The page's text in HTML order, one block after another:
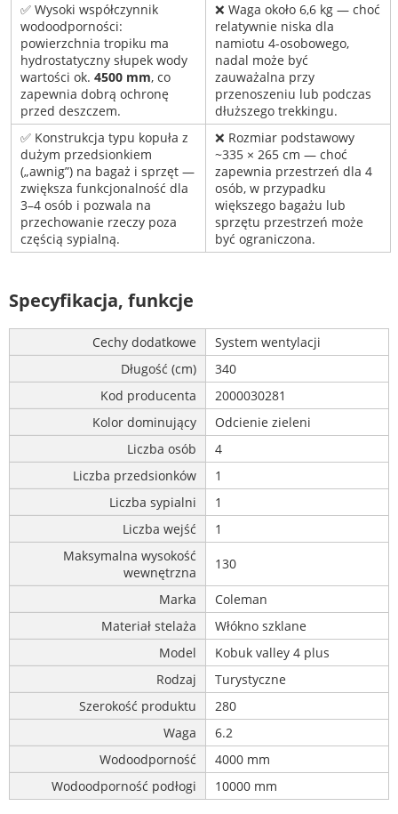
✅ Wysoki współczynnik
wodoodporności:
powierzchnia tropiku ma
hydrostatyczny słupek wody
wartości ok. 4500 mm, co
zapewnia dobrą ochronę
przed deszczem.
❌ Waga około 6,6 kg — choć
relatywnie niska dla
namiotu 4-osobowego,
nadal może być
zauważalna przy
przenoszeniu lub podczas
dłuższego trekkingu.
✅ Konstrukcja typu kopuła z
dużym przedsionkiem
(„awnig”) na bagaż i sprzęt —
zwiększa funkcjonalność dla
3–4 osób i pozwala na
przechowanie rzeczy poza
częścią sypialną.
❌ Rozmiar podstawowy
~335 × 265 cm — choć
zapewnia przestrzeń dla 4
osób, w przypadku
większego bagażu lub
sprzętu przestrzeń może
być ograniczona.
Specyfikacja, funkcje
Cechy dodatkowe
System wentylacji
Długość (cm)
340
Kod producenta
2000030281
Kolor dominujący
Odcienie zieleni
Liczba osób
4
Liczba przedsionków
1
Liczba sypialni
1
Liczba wejść
1
Maksymalna wysokość
wewnętrzna
130
Marka
Coleman
Materiał stelaża
Włókno szklane
Model
Kobuk valley 4 plus
Rodzaj
Turystyczne
Szerokość produktu
280
Waga
6.2
Wodoodporność
4000 mm
Wodoodporność podłogi
10000 mm